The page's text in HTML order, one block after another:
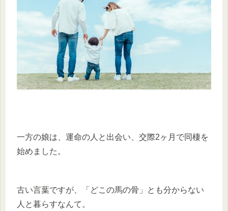
一方の娘は、運命の人と出会い、交際2ヶ月で同棲を
始めました。
古い言葉ですが、「どこの馬の骨」とも分からない
人と暮らすなんて。